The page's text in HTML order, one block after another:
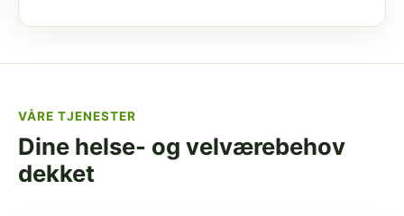
VÅRE TJENESTER
Dine helse- og velværebehov
dekket